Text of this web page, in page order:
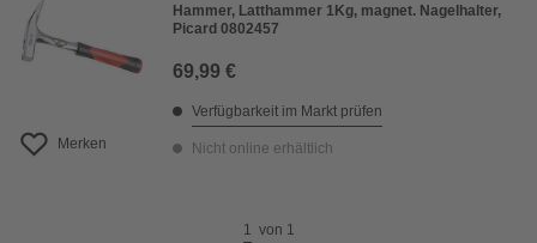
Merken
Hammer, Latthammer 1Kg, magnet. Nagelhalter,
Picard 0802457
69,99 €
Verfügbarkeit im Markt prüfen
Nicht online erhältlich
1 von 1